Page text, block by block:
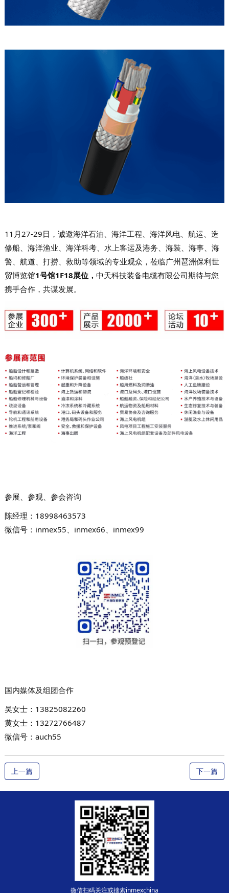
11月27-29日， 诚邀海洋石油、海洋工程、海洋风电、航运、造
修船、海洋渔业、海洋科考、水上客运及港务、海装、海事、海
警、航道、打捞、救助等领域的专业观众，莅临广州琶洲保利世
贸博览馆1号馆1F18展位， 中天科技装备电缆有限公司期待与您
携手合作，共谋发展。
参展、参观、参会咨询
陈经理： 18998463573
微信号： inmex55、 inmex66、 inmex99
国内媒体及组团合作
吴女士： 13825082260
黄女士： 13272766487
微信号：auch55
上一篇 下一篇
微信扫码关注或搜索inmexchina